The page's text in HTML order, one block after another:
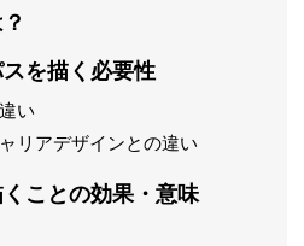
を描く必要性
い
リアデザインとの違い
ことの効果・意味